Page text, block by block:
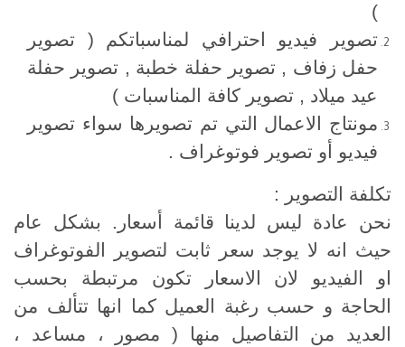
)
تصوير فيديو احترافي لمناسباتكم ( تصوير
حفل زفاف , تصوير حفلة خطبة , تصوير حفلة
عيد ميلاد , تصوير كافة المناسبات )
مونتاج الاعمال التي تم تصويرها سواء تصوير
فيديو أو تصوير فوتوغراف .
تكلفة التصوير :
نحن عادة ليس لدينا قائمة أسعار. بشكل عام
حيث انه لا يوجد سعر ثابت لتصوير الفوتوغراف
او الفيديو لان الاسعار تكون مرتبطة بحسب
الحاجة و حسب رغبة العميل كما انها تتألف من
العديد من التفاصيل منها ( مصور ، مساعد ،